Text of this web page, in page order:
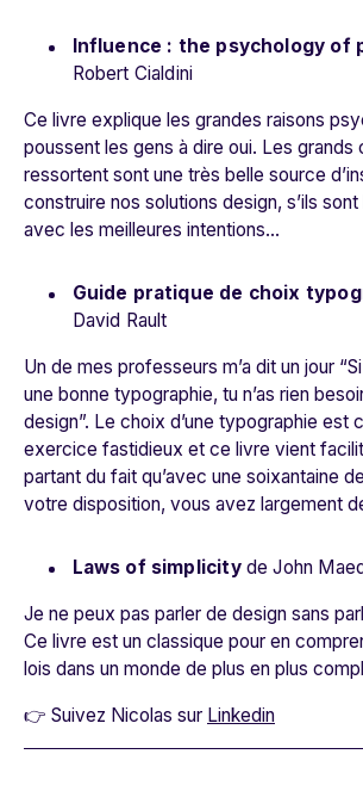
Influence : the psychology of
Robert Cialdini
Ce livre explique les grandes raisons
poussent les gens à dire oui. Les grands
ressortent sont une très belle source
construire nos solutions design, s’ils
avec les meilleures intentions…
Guide pratique de choix
David Rault
Un de mes professeurs m’a dit un jour
une bonne typographie, tu n’as rien
design”. Le choix d’une typographie est
exercice fastidieux et ce livre vient
partant du fait qu’avec une soixantaine
votre disposition, vous avez largement
Laws of simplicityde John
Je ne peux pas parler de design sans
Ce livre est un classique pour en
lois dans un monde de plus en plus
👉 Suivez Nicolas sur Linkedin